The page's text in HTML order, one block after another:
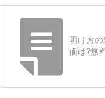
明け方
価は?無